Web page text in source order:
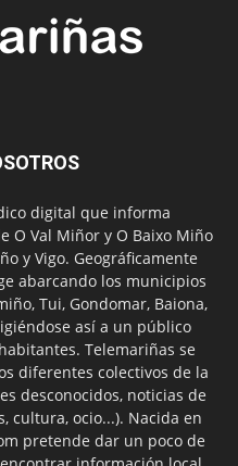
digital que informa
O Val Miñor y O Baixo Miño
y Vigo. Geográficamente
abarcando los municipios
Tui, Gondomar, Baiona,
así a un público
Telemariñas se
diferentes colectivos de la
desconocidos, noticias de
cultura, ocio...). Nacida en
pretende dar un poco de